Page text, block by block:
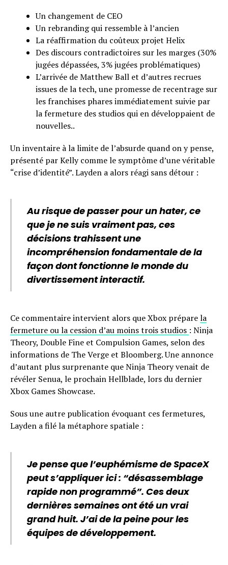
Un changement de CEO
Un rebranding qui ressemble à l’ancien
La réaffirmation du coûteux projet Helix
Des discours contradictoires sur les marges (30%
jugées dépassées, 3% jugées problématiques)
L’arrivée de Matthew Ball et d’autres recrues
issues de la tech, une promesse de recentrage sur
les franchises phares immédiatement suivie par
la fermeture des studios qui en développaient de
nouvelles..
Un inventaire à la limite de l’absurde quand on y pense,
présenté par Kelly comme le symptôme d’une véritable
“crise d’identité”. Layden a alors réagi sans détour :
Au risque de passer pour un hater, ce
que je ne suis vraiment pas, ces
décisions trahissent une
incompréhension fondamentale de la
façon dont fonctionne le monde du
divertissement interactif.
Ce commentaire intervient alors que Xbox préparela
fermeture ou la cession d’au moins trois studios : Ninja
Theory, Double Fine et Compulsion Games, selon des
informations de The Verge et Bloomberg. Une annonce
d’autant plus surprenante que Ninja Theory venait de
révéler Senua, le prochain Hellblade, lors du dernier
Xbox Games Showcase.
Sous une autre publication évoquant ces fermetures,
Layden a filé la métaphore spatiale :
Je pense que l’euphémisme de SpaceX
peut s’appliquer ici : “désassemblage
rapide non programmé”. Ces deux
dernières semaines ont été un vrai
grand huit. J’ai de la peine pour les
équipes de développement.